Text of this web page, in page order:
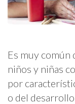
Es muy común
niños y niñas
por
o del